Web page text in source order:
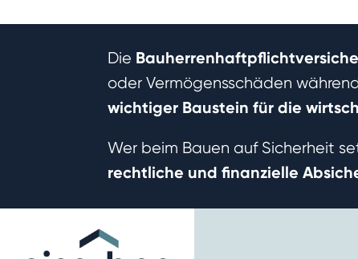
Die
oder Vermögensschäden
wichtiger Baustein für die
Wer beim Bauen auf Sicherheit
rechtliche und finanzielle